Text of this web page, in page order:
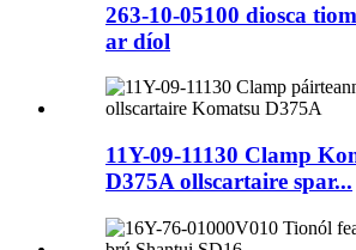
263-10-05100 diosca
ar díol
11Y-09-11130 Clamp
D375A ollscartaire spar...